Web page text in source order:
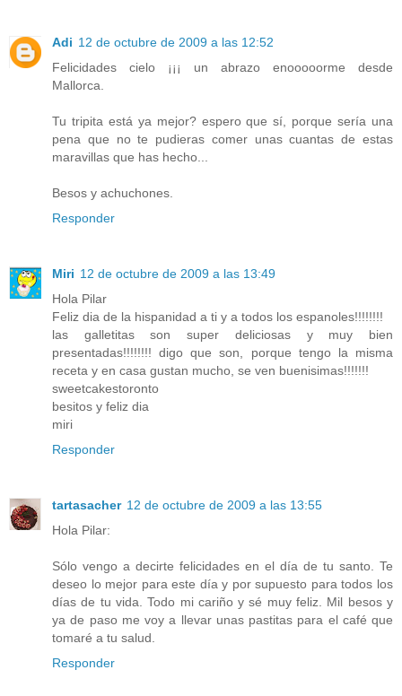
Adi 12 de octubre de 2009 a las 12:52
Felicidades cielo ¡¡¡ un abrazo enooooorme desde
Mallorca.
Tu tripita está ya mejor? espero que sí, porque sería una
pena que no te pudieras comer unas cuantas de estas
maravillas que has hecho...
Besos y achuchones.
Responder
Miri 12 de octubre de 2009 a las 13:49
Hola Pilar
Feliz dia de la hispanidad a ti y a todos los espanoles!!!!!!!!
las galletitas son super deliciosas y muy bien
presentadas!!!!!!!! digo que son, porque tengo la misma
receta y en casa gustan mucho, se ven buenisimas!!!!!!!
sweetcakestoronto
besitos y feliz dia
miri
Responder
tartasacher 12 de octubre de 2009 a las 13:55
Hola Pilar:
Sólo vengo a decirte felicidades en el día de tu santo. Te
deseo lo mejor para este día y por supuesto para todos los
días de tu vida. Todo mi cariño y sé muy feliz. Mil besos y
ya de paso me voy a llevar unas pastitas para el café que
tomaré a tu salud.
Responder